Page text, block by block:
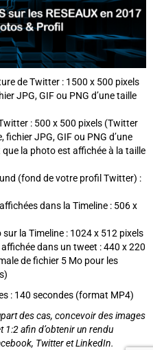
de Twitter : 1500 x 500 pixels
JPG, GIF ou PNG d’une taille
: 500 x 500 pixels (Twitter
JPG, GIF ou PNG d’une
la photo est affichée à la taille
(fond de votre profil Twitter) :
dans la Timeline : 506 x
la Timeline : 1024 x 512 pixels
dans un tweet : 440 x 220
de fichier 5 Mo pour les
: 140 secondes (format MP4)
des cas, concevoir des images
afin d’obtenir un rendu
Twitter et LinkedIn.